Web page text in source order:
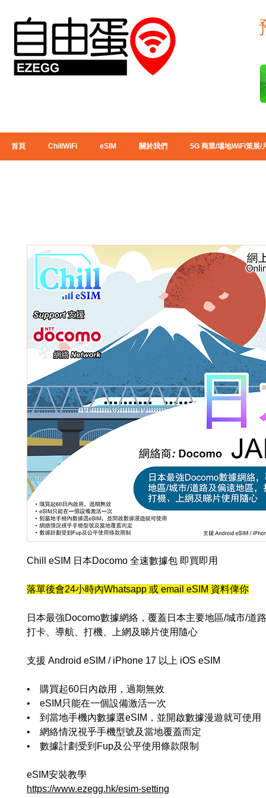
首頁 ChillWiFi eSIM 關於我們 5G 商業/場地WiFi策展/
Chill eSIM 日本Docomo 全速數據包 即買即用
落單後會24小時內Whatsapp 或 email eSIM 資料俾你
日本最強Docomo數據網絡，覆蓋日本主要地區/城市/道
打卡、導航、打機、上網及睇片使用隨心
支援 Android eSIM / iPhone 17 以上 iOS eSIM
• 購買起60日內啟用，過期無效
• eSIM只能在一個設備激活一次
• 到當地手機內數據選eSIM，並開啟數據漫遊就可使用
• 網絡情況視乎手機型號及當地覆蓋而定
• 數據計劃受到Fup及公平使用條款限制
eSIM安裝教學
https://www.ezegg.hk/esim-setting